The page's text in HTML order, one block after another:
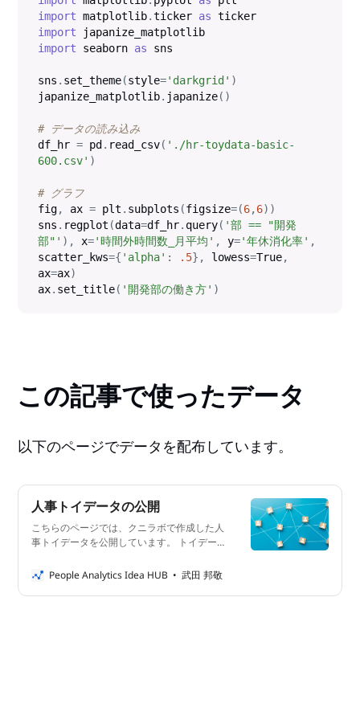
import matplotlib.ticker as
import
import seaborn as sns
sns . set_theme(style='darkgrid' )
japanize_matplotlib. japanize( )
# データの読み込み
df_hr = pd . read_csv( './hr-toydata-basic-
600.csv' )
# グラフ
fig, ax = plt . subplots (figsize=(6,6) )
sns . regplot (data=df_hr. query( '部 == "開発
部"' ) , x='時間外時間数_月平均' , y='年休消化率' ,
scatter_kws={ 'alpha' : .5} , lowess=True,
ax=ax)
ax. set_title( '開発部の働き方' )
この記事で使ったデータ
以下のページでデータを配布しています。
人事トイデータの公開
こちらのページでは、クニラボで作成した人
事トイデータを公開しています。 トイデー
に使えるリアルでないデータのことをいいま
す。データ分析や機械学習のライブラリに附
属する場合もあり、手元にデータがなくても
People Analytics Idea HUB 武田 邦敬